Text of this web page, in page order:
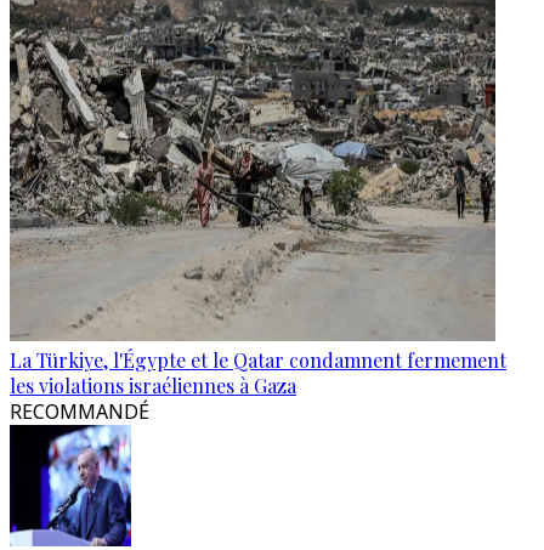
La Türkiye, l'Égypte et le Qatar condamnent fermement
les violations israéliennes à Gaza
RECOMMANDÉ